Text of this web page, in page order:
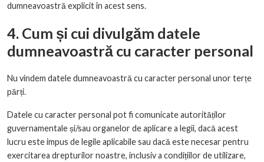
dumneavoastră explicit în acest sens.
4. Cum și cui divulgăm datele
dumneavoastră cu caracter personal
Nu vindem datele dumneavoastră cu caracter personal unor terțe
părți.
Datele cu caracter personal pot fi comunicate autorităților
guvernamentale și/sau organelor de aplicare a legii, dacă acest
lucru este impus de legile aplicabile sau dacă este necesar pentru
exercitarea drepturilor noastre, inclusiv a condițiilor de utilizare,